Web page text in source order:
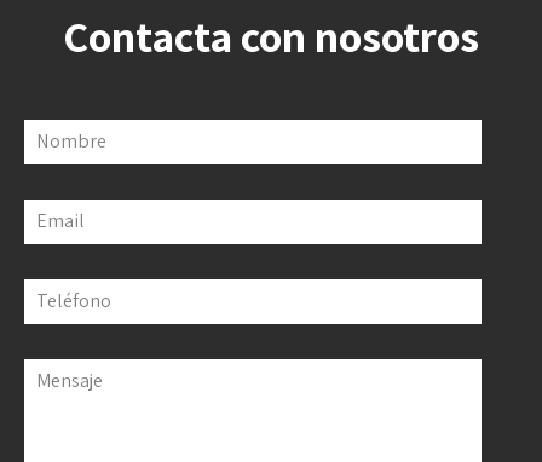
Contacta con nosotros
Nombre
Email
Teléfono
Mensaje